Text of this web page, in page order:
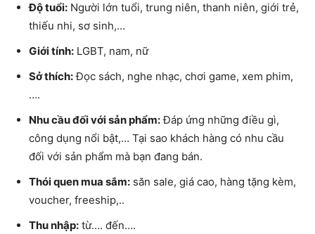
Độ tuổi: Người lớn tuổi, trung niên, thanh niên, giới trẻ,
thiếu nhi, sơ sinh,…
Giới tính: LGBT, nam, nữ
Sở thích:Đọc sách, nghe nhạc, chơi game, xem phim,
….
Nhu cầu đối với sản phẩm:Đáp ứng những điều gì,
công dụng nổi bật,… Tại sao khách hàng có nhu cầu
đối với sản phẩm mà bạn đang bán.
Thói quen mua sắm: săn sale, giá cao, hàng tặng kèm,
voucher, freeship,..
Thu nhập: từ…. đến….